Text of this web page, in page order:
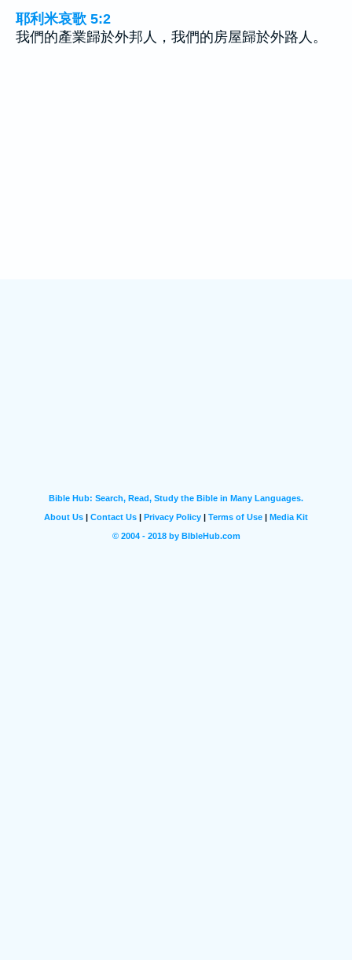
耶利米哀歌 5:2
我們的產業歸於外邦人，我們的房屋歸於外路人。